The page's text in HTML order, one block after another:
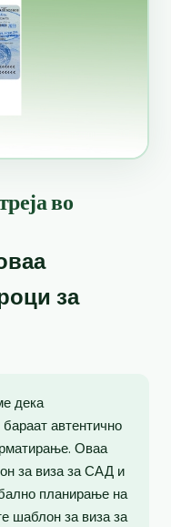
во
за
дека
автентично
Оваа
за виза за САД и
планирање на
шаблон за виза за